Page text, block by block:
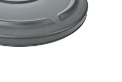
pour vitres/planchers